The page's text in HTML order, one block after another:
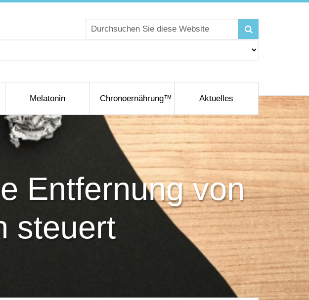
Melatonin Chronoernährung™ Aktuelles
Entfernung von
steuert